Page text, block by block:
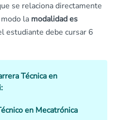
se relaciona directamente
la modalidad es
estudiante debe cursar 6
Técnica en
en Mecatrónica